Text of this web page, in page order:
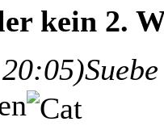
kein 2.